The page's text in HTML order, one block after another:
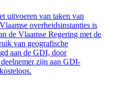
uitvoeren van taken van
overheidsinstanties is
de Vlaamse Regering met de
van geografische
aan de GDI, door
zijn aan GDI-